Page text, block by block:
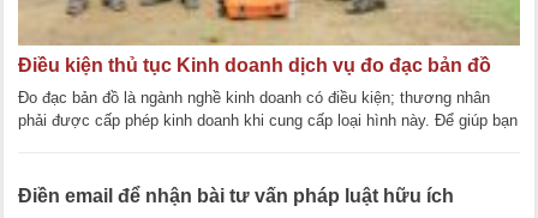
Điều kiện thủ tục Kinh doanh dịch vụ đo đạc bản đồ
Đo đạc bản đồ là ngành nghề kinh doanh có điều kiện; thương nhân
phải được cấp phép kinh doanh khi cung cấp loại hình này. Để giúp bạn
Điền email để nhận bài tư vấn pháp luật hữu ích